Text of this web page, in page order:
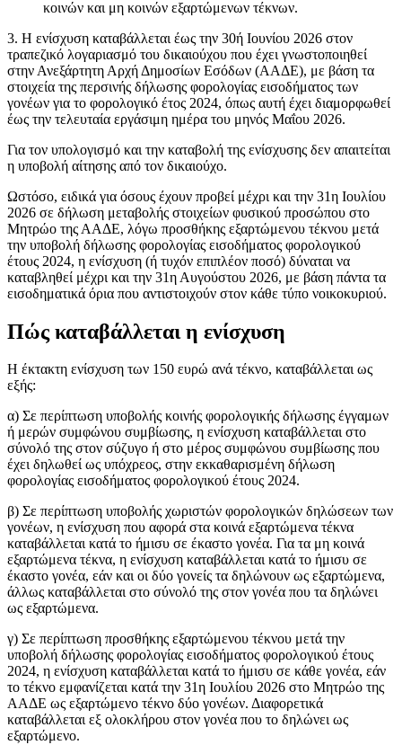
κοινών και μη κοινών εξαρτώμενων τέκνων.
3. Η ενίσχυση καταβάλλεται έως την 30ή Ιουνίου 2026 στον
τραπεζικό λογαριασμό του δικαιούχου που έχει γνωστοποιηθεί
στην Ανεξάρτητη Αρχή Δημοσίων Εσόδων (ΑΑΔΕ), με βάση τα
στοιχεία της περσινής δήλωσης φορολογίας εισοδήματος των
γονέων για το φορολογικό έτος 2024, όπως αυτή έχει διαμορφωθεί
έως την τελευταία εργάσιμη ημέρα του μηνός Μαΐου 2026.
Για τον υπολογισμό και την καταβολή της ενίσχυσης δεν απαιτείται
η υποβολή αίτησης από τον δικαιούχο.
Ωστόσο, ειδικά για όσους έχουν προβεί μέχρι και την 31η Ιουλίου
2026 σε δήλωση μεταβολής στοιχείων φυσικού προσώπου στο
Μητρώο της ΑΑΔΕ, λόγω προσθήκης εξαρτώμενου τέκνου μετά
την υποβολή δήλωσης φορολογίας εισοδήματος φορολογικού
έτους 2024, η ενίσχυση (ή τυχόν επιπλέον ποσό) δύναται να
καταβληθεί μέχρι και την 31η Αυγούστου 2026, με βάση πάντα τα
εισοδηματικά όρια που αντιστοιχούν στον κάθε τύπο νοικοκυριού.
Πώς καταβάλλεται η ενίσχυση
Η έκτακτη ενίσχυση των 150 ευρώ ανά τέκνο, καταβάλλεται ως
εξής:
α) Σε περίπτωση υποβολής κοινής φορολογικής δήλωσης έγγαμων
ή μερών συμφώνου συμβίωσης, η ενίσχυση καταβάλλεται στο
σύνολό της στον σύζυγο ή στο μέρος συμφώνου συμβίωσης που
έχει δηλωθεί ως υπόχρεος, στην εκκαθαρισμένη δήλωση
φορολογίας εισοδήματος φορολογικού έτους 2024.
β) Σε περίπτωση υποβολής χωριστών φορολογικών δηλώσεων των
γονέων, η ενίσχυση που αφορά στα κοινά εξαρτώμενα τέκνα
καταβάλλεται κατά το ήμισυ σε έκαστο γονέα. Για τα μη κοινά
εξαρτώμενα τέκνα, η ενίσχυση καταβάλλεται κατά το ήμισυ σε
έκαστο γονέα, εάν και οι δύο γονείς τα δηλώνουν ως εξαρτώμενα,
άλλως καταβάλλεται στο σύνολό της στον γονέα που τα δηλώνει
ως εξαρτώμενα.
γ) Σε περίπτωση προσθήκης εξαρτώμενου τέκνου μετά την
υποβολή δήλωσης φορολογίας εισοδήματος φορολογικού έτους
2024, η ενίσχυση καταβάλλεται κατά το ήμισυ σε κάθε γονέα, εάν
το τέκνο εμφανίζεται κατά την 31η Ιουλίου 2026 στο Μητρώο της
ΑΑΔΕ ως εξαρτώμενο τέκνο δύο γονέων. Διαφορετικά
καταβάλλεται εξ ολοκλήρου στον γονέα που το δηλώνει ως
εξαρτώμενο.